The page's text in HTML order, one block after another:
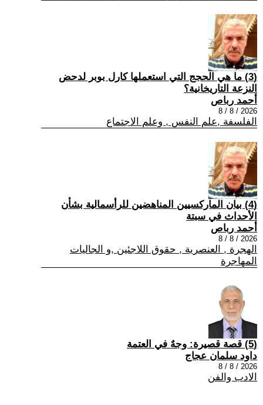
(3) ما هي الحجج التي استعملها كارل بوبر لدحض
النزعة التاريخانية؟
أحمد رباص
2026 / 8 / 8
الفلسفة ,علم النفس , وعلم الاجتماع
(4) بيان الماركسيين المناهضين للرأسمالية بشأن
الأحداث في سبتة
أحمد رباص
2026 / 8 / 8
الهجرة , العنصرية , حقوق اللاجئين ,و الجاليات
المهاجرة
(5) قصة قصيرة: وجهٌ في العتمة
داود سلمان عجاج
2026 / 8 / 8
الادب والفن